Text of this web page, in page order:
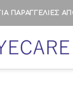
ΠΑΡΑΓΓΕΛΙΕΣ